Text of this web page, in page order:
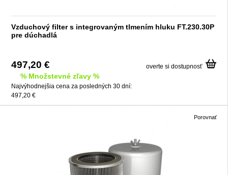
Vzduchový filter s integrovaným tlmením hluku FT.230.30P
pre dúchadlá
497,20 € overte si dostupnosť
% Množstevné zľavy %
Najvýhodnejšia cena za posledných 30 dní:
497,20 €
Porovnať